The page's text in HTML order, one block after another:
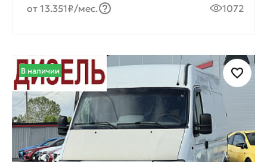
от 13.351₽/мес. 1072
В наличии